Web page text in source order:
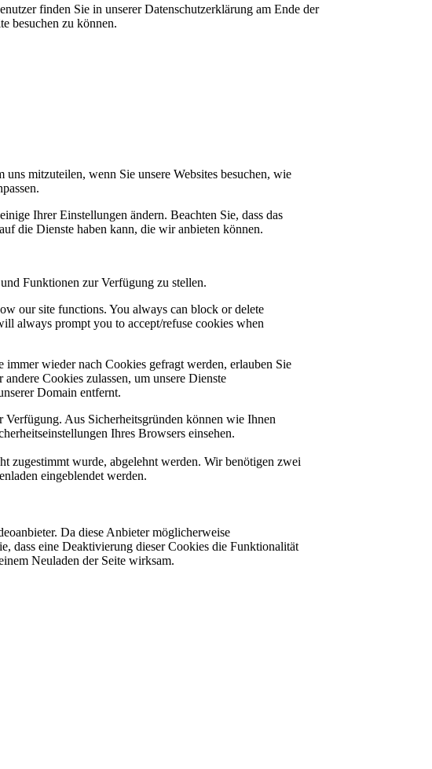
finden Sie in unserer Datenschutzerklärung am Ende der
besuchen zu können.
mitzuteilen, wenn Sie unsere Websites besuchen, wie
Ihrer Einstellungen ändern. Beachten Sie, dass das
die Dienste haben kann, die wir anbieten können.
Funktionen zur Verfügung zu stellen.
our site functions. You always can block or delete
always prompt you to accept/refuse cookies when
wieder nach Cookies gefragt werden, erlauben Sie
Cookies zulassen, um unsere Dienste
Domain entfernt.
Aus Sicherheitsgründen können wie Ihnen
Ihres Browsers einsehen.
zugestimmt wurde, abgelehnt werden. Wir benötigen zwei
eingeblendet werden.
Da diese Anbieter möglicherweise
dass eine Deaktivierung dieser Cookies die Funktionalität
Neuladen der Seite wirksam.